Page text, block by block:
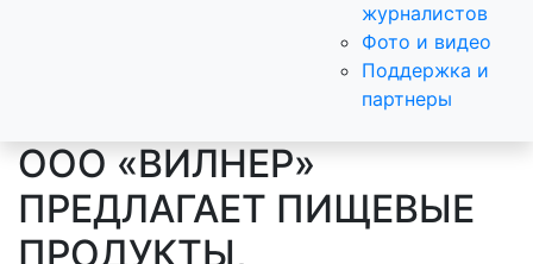
журналистов
Фото и видео
Поддержка и
партнеры
ООО «ВИЛНЕР»
ПРЕДЛАГАЕТ ПИЩЕВЫЕ
ПРОДУКТЫ,